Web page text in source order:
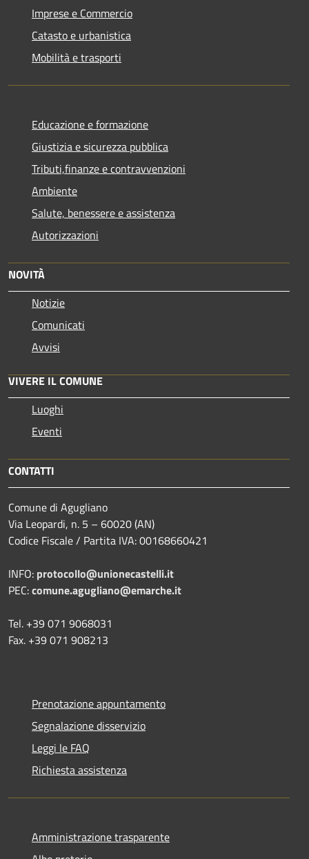
Imprese e Commercio
Catasto e urbanistica
Mobilità e trasporti
Educazione e formazione
Giustizia e sicurezza pubblica
Tributi,finanze e contravvenzioni
Ambiente
Salute, benessere e assistenza
Autorizzazioni
NOVITÀ
Notizie
Comunicati
Avvisi
VIVERE IL COMUNE
Luoghi
Eventi
CONTATTI
Comune di Agugliano
Via Leopardi, n. 5 – 60020 (AN)
Codice Fiscale / Partita IVA: 00168660421
INFO: protocollo@unionecastelli.it
PEC:comune.agugliano@emarche.it
Tel. +39 071 9068031
Fax. +39 071 908213
Prenotazione appuntamento
Segnalazione disservizio
Leggi le FAQ
Richiesta assistenza
Amministrazione trasparente